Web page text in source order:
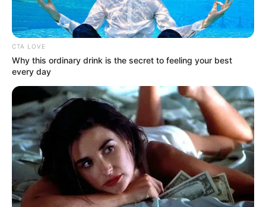
Συντάξεις Σεπτεμβρίου 2026 πληρωμή
Ακολουθήστε το evianews.com στο
News
ΤΑ ΠΙΟ ΔΗΜΟΦΙΛΗ
CTA LOVE
Why this ordinary drink is the secret to feeling your best
every day